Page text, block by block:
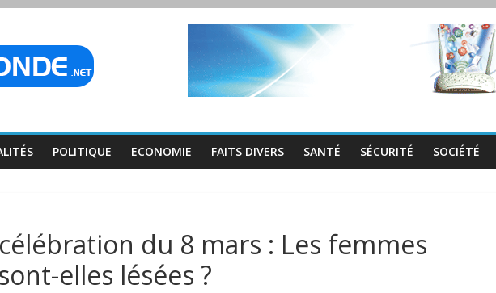
POLITIQUE ECONOMIE FAITS DIVERS SANTÉ SÉCURITÉ SOCIÉTÉ
du 8 mars : Les femmes
elles lésées ?